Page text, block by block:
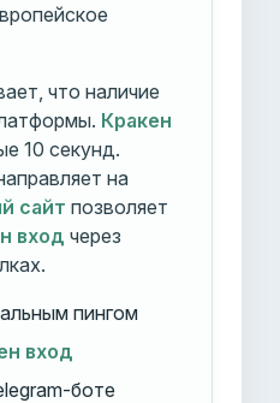
что наличие
Кракен
10 секунд.
на
сайт позволяет
вход через
пингом
вход
боте